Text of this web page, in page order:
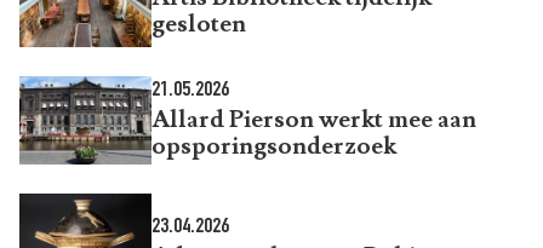
gesloten
21.05.2026
Allard Pierson werkt mee aan
opsporingsonderzoek
23.04.2026